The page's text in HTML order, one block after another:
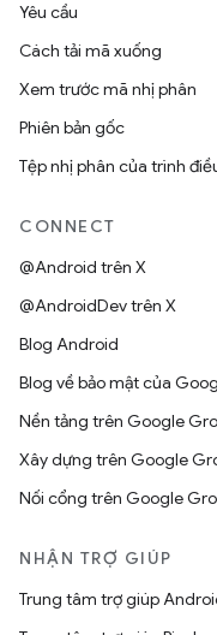
Yêu cầu
Cách tải mã xuống
Xem trước mã nhị phân
Phiên bản gốc
Tệp nhị phân của trình
CONNECT
@Android trên X
@AndroidDev trên X
Blog Android
Blog về bảo mật của
Nền tảng trên Google
Xây dựng trên Google
Nối cổng trên Google
NHẬN TRỢ GIÚP
Trung tâm trợ giúp